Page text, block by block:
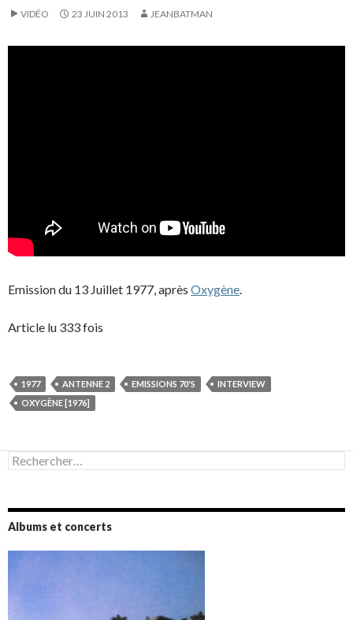
VIDÉO 23 JUIN 2013 JEANBATMAN
Emission du 13 Juillet 1977, après Oxygène.
Article lu 333 fois
1977 ANTENNE 2 EMISSIONS 70'S
INTERVIEW
OXYGÈNE [1976]
Rechercher :
Albums et concerts